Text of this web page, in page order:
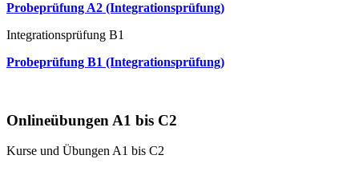
Probeprüfung A2 (Integrationsprüfung)
Integrationsprüfung B1
Probeprüfung B1 (Integrationsprüfung)
Onlineübungen A1 bis C2
Kurse und Übungen A1 bis C2